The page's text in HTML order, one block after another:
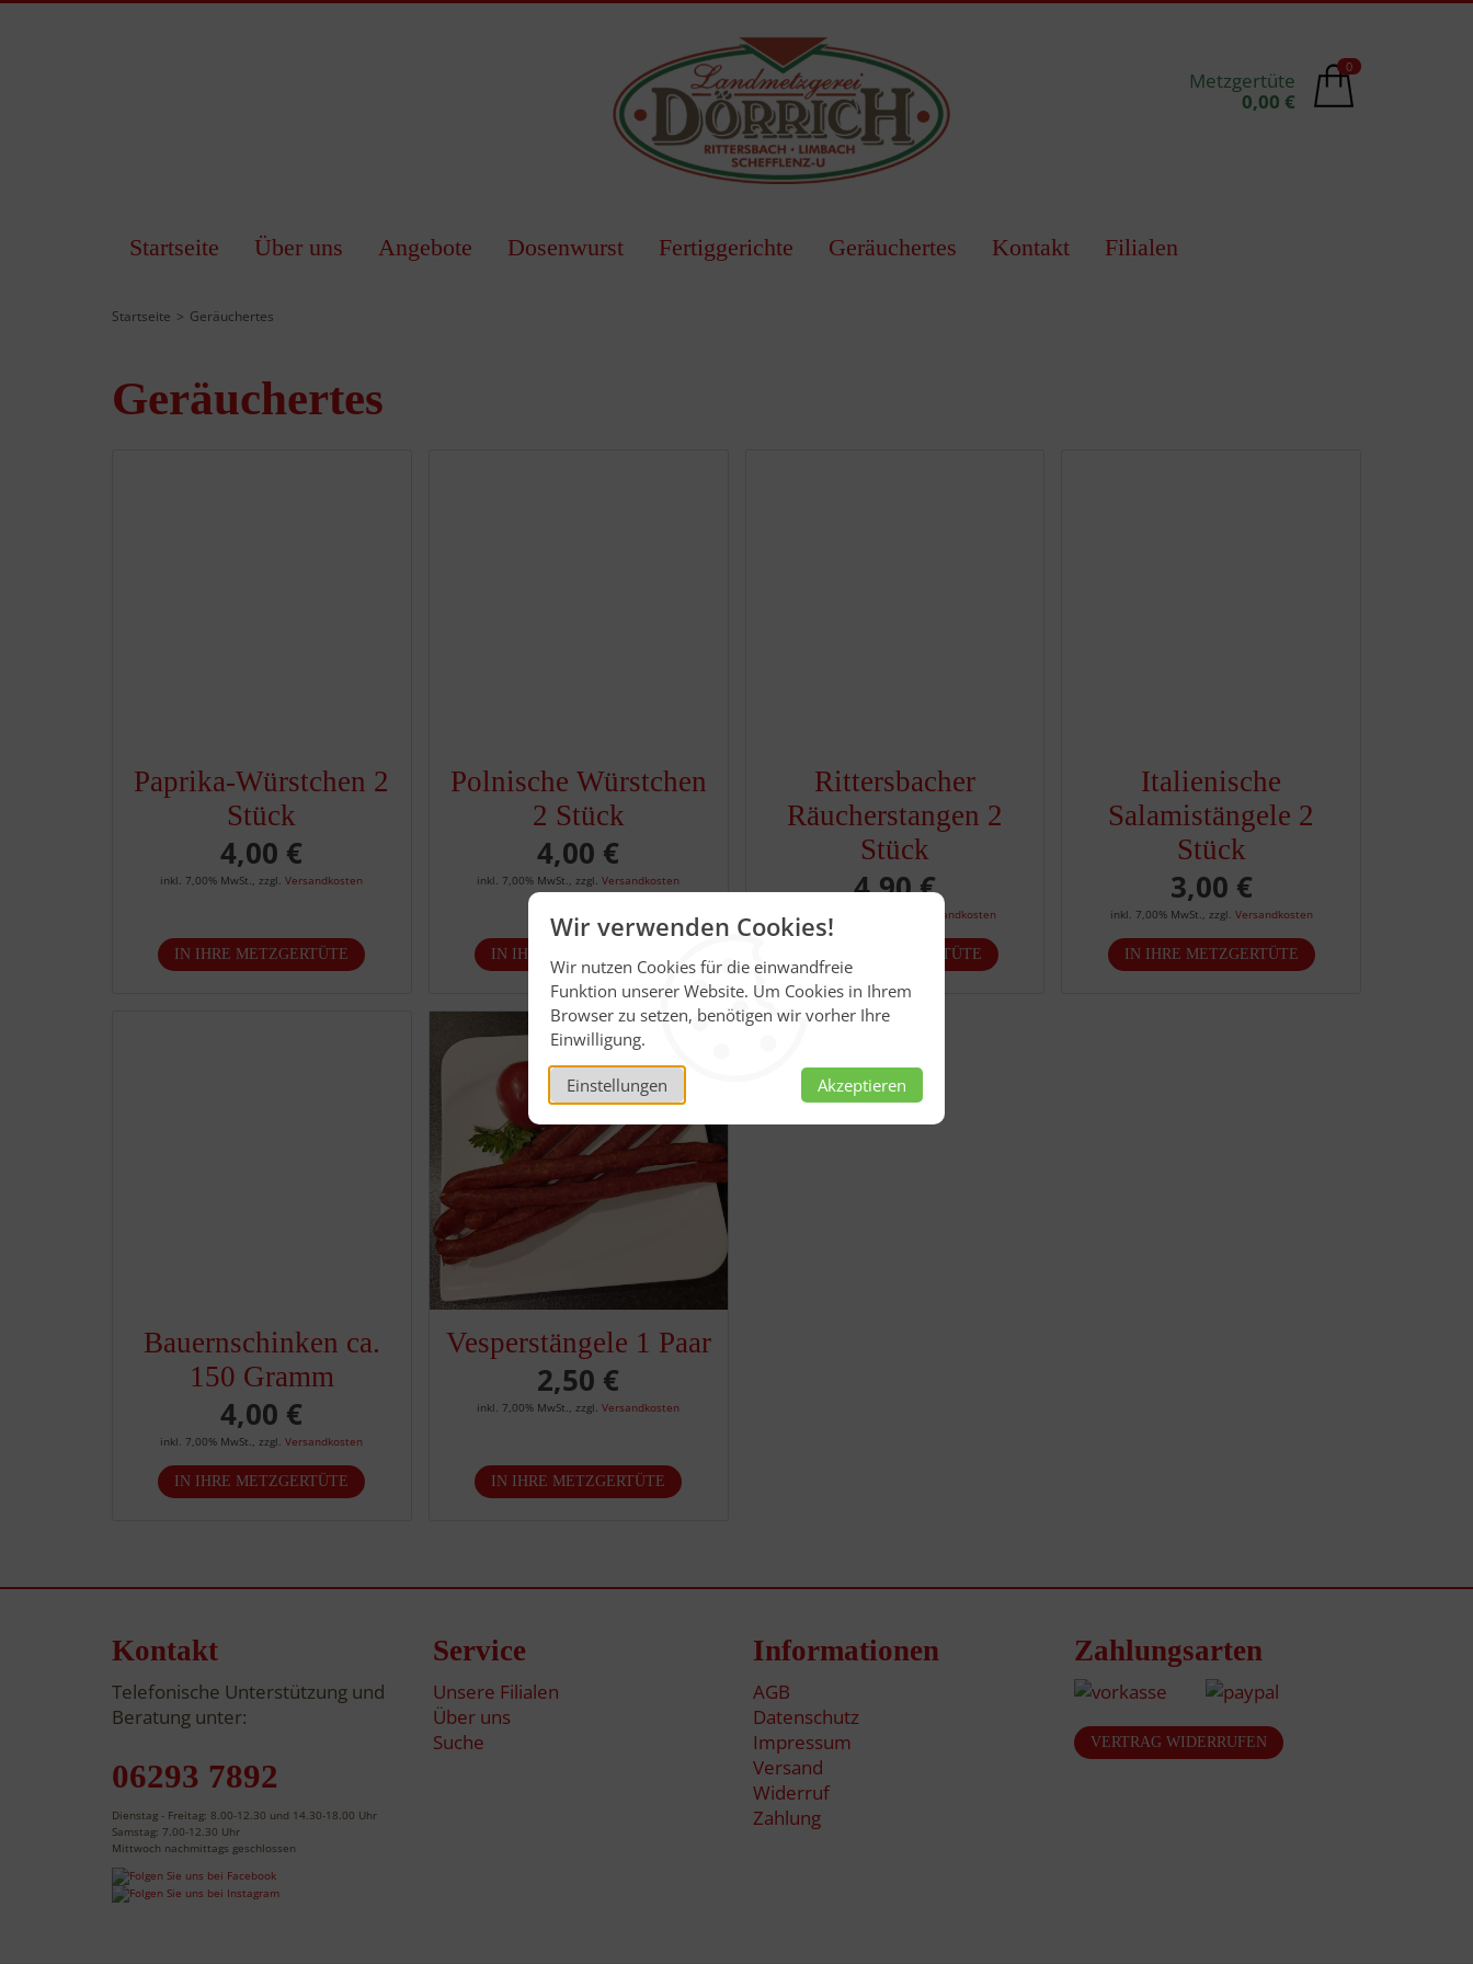
Wir verwenden Cookies!
Wir nutzen Cookies für die einwandfreie
Funktion unserer Website. Um Cookies in Ihrem
Browser zu setzen, benötigen wir vorher Ihre
Einwilligung.
Einstellungen Akzeptieren
0
Metzgertüte
0,00 €
Startseite Über uns Angebote Dosenwurst Fertiggerichte Geräuchertes Kontakt Filialen
Startseite Geräuchertes
Geräuchertes
Paprika-Würstchen 2
Stück
4,00 €
inkl. 7,00% MwSt. zzgl.Versandkosten
Polnische Würstchen
2 Stück
4,00 €
inkl. 7,00% MwSt. zzgl.Versandkosten
Rittersbacher
Räucherstangen 2
Stück
4,90 €
Versandkosten
Italienische
Salamistängele 2
Stück
3,00 €
inkl. 7,00% MwSt. zzgl. Versandkosten
Bauernschinken ca.
150 Gramm
4,00 €
inkl. 7,00% MwSt. zzgl.Versandkosten
Vesperstängele 1 Paar
2,50 €
inkl. 7,00% MwSt. zzgl.Versandkosten
Kontakt
Telefonische Unterstützung und
Beratung unter:
06293 7892
Dienstag - Freitag: 8.00-12.30 und 14.30-18.00 Uhr
Samstag: 7.00-12.30 Uhr
Mittwoch nachmittags geschlossen
Service
Unsere Filialen
Über uns
Suche
Informationen
AGB
Datenschutz
Impressum
Versand
Widerruf
Zahlung
Zahlungsarten
VERTRAG WIDERRUFEN